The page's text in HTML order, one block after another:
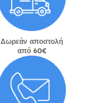
Δωρεάν αποστολή
από 60€